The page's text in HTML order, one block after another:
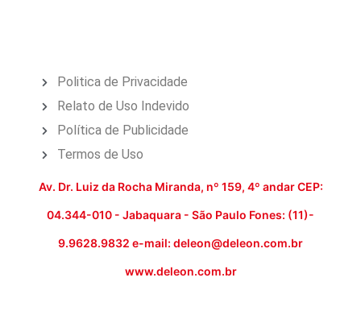
Politica de Privacidade
Relato de Uso Indevido
Política de Publicidade
Termos de Uso
Av. Dr. Luiz da Rocha Miranda, nº 159, 4º andar CEP:
04.344-010 - Jabaquara - São Paulo Fones: (11)-
9.9628.9832 e-mail: deleon@deleon.com.br
www.deleon.com.br